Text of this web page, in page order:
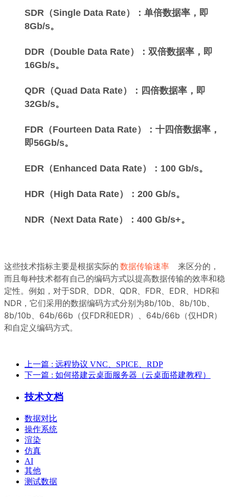
SDR（Single Data Rate）：单倍数据率，即
8Gb/s。
DDR（Double Data Rate）：双倍数据率，即
16Gb/s。
QDR（Quad Data Rate）：四倍数据率，即
32Gb/s。
FDR（Fourteen Data Rate）：十四倍数据率，
即56Gb/s。
EDR（Enhanced Data Rate）：100 Gb/s。
HDR（High Data Rate）：200 Gb/s。
NDR（Next Data Rate）：400 Gb/s+。
这些技术指标主要是根据实际的 数据传输速率
来区分的，
而且每种技术都有自己的编码方式以提高数据传输的效率和稳
定性。例如，对于SDR、DDR、QDR、FDR、EDR、HDR和
NDR，它们采用的数据编码方式分别为8b/10b、8b/10b、
8b/10b、64b/66b（仅FDR和EDR）、64b/66b（仅HDR）
和自定义编码方式。
上一篇 : 远程协议 VNC、SPICE、RDP
下一篇 : 如何搭建云桌面服务器（云桌面搭建教程）
技术文档
数据对比
操作系统
渲染
仿真
AI
其他
测试数据